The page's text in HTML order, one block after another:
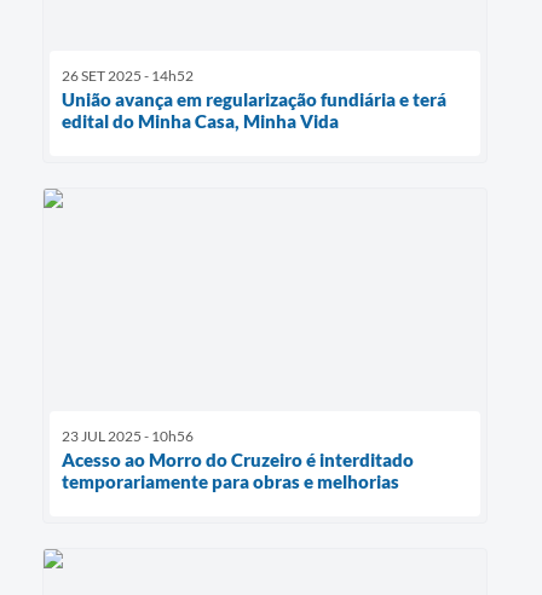
26 SET 2025 - 14h52
União avança em regularização fundiária e terá
edital do Minha Casa, Minha Vida
23 JUL 2025 - 10h56
Acesso ao Morro do Cruzeiro é interditado
temporariamente para obras e melhorias